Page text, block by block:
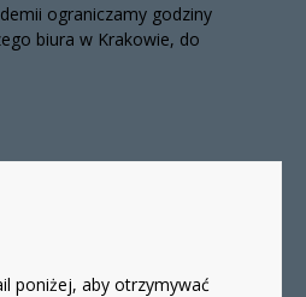
ograniczamy godziny
biura w Krakowie, do
poniżej, aby otrzymywać